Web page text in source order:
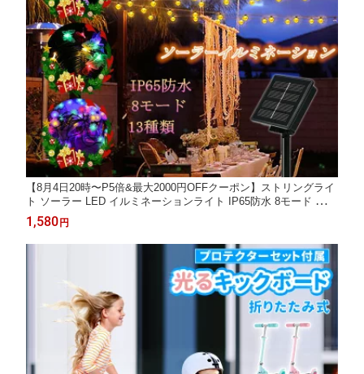
【8月4日20時〜P5倍&最大2000円OFFクーポン】ストリングライ
ト ソーラー LED イルミネーションライト IP65防水 8モード 夜間
自動点灯 クリスマス/パーティー/アウトドア/誕生日 学園祭 お祭
り 家庭用飾り 飾りライト
1,580 円